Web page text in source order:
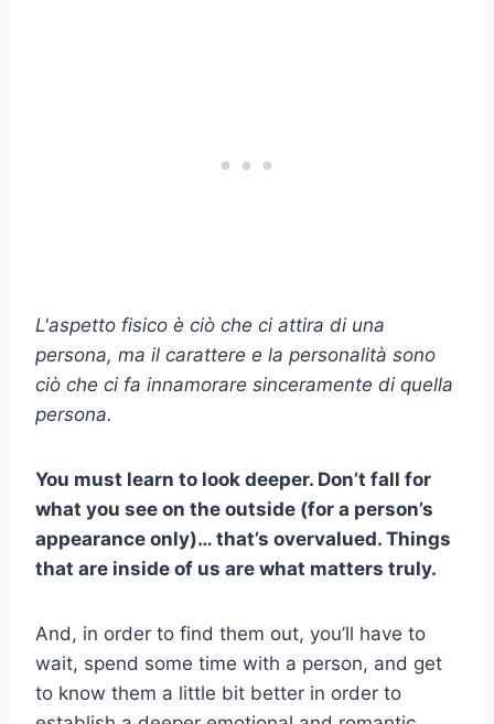
L'aspetto fisico è ciò che ci attira di una
persona, ma il carattere e la personalità sono
ciò che ci fa innamorare sinceramente di quella
persona.
You must learn to look deeper. Don’t fall for
what you see on the outside (for a person’s
appearance only)… that’s overvalued. Things
that are inside of us are what matters truly.
And, in order to find them out, you’ll have to
wait, spend some time with a person, and get
to know them a little bit better in order to